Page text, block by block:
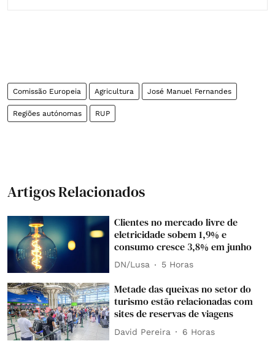
Comissão Europeia Agricultura José Manuel Fernandes
Regiões autónomas RUP
Artigos Relacionados
Clientes no mercado livre de
eletricidade sobem 1,9% e
consumo cresce 3,8% em junho
DN/Lusa 5 Horas
Metade das queixas no setor do
turismo estão relacionadas com
sites de reservas de viagens
David Pereira 6 Horas